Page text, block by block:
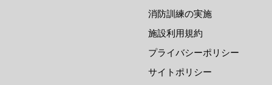
消防訓練の実施
施設利用規約
プライバシーポリシー
サイトポリシー